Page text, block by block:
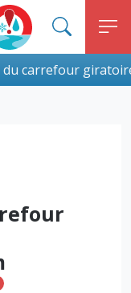
Menu
MONCTON
carrefour